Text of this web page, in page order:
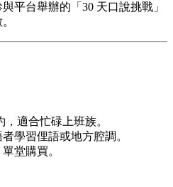
平台舉辦的「30 天口說挑戰」
，適合忙碌上班族。
者學習俚語或地方腔調。
堂購買。